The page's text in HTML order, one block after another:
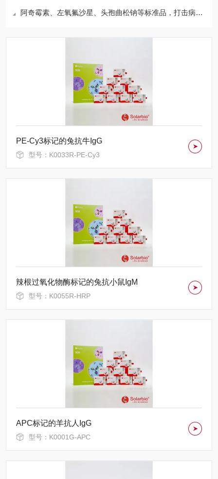
阿奇霉素、左氧氟沙星、头孢曲松钠等标准品，打击病原体
PE-Cy3标记的兔抗牛IgG
型号：K0033R-PE-Cy3
辣根过氧化物酶标记的兔抗小鼠IgM
型号：K0055R-HRP
APC标记的羊抗人IgG
型号：K0001G-APC